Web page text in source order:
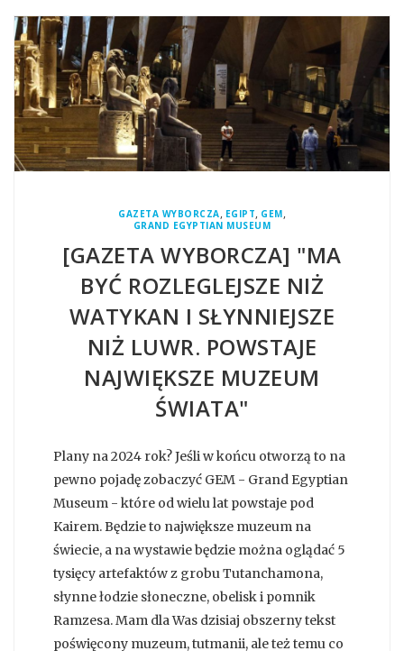
GAZETA WYBORCZA, EGIPT, GEM,
GRAND EGYPTIAN MUSEUM
[GAZETA WYBORCZA] "MA
BYĆ ROZLEGLEJSZE NIŻ
WATYKAN I SŁYNNIEJSZE
NIŻ LUWR. POWSTAJE
NAJWIĘKSZE MUZEUM
ŚWIATA"
Plany na 2024 rok? Jeśli w końcu otworzą to na
pewno pojadę zobaczyć GEM - Grand Egyptian
Museum - które od wielu lat powstaje pod
Kairem. Będzie to największe muzeum na
świecie, a na wystawie będzie można oglądać 5
tysięcy artefaktów z grobu Tutanchamona,
słynne łodzie słoneczne, obelisk i pomnik
Ramzesa. Mam dla Was dzisiaj obszerny tekst
poświęcony muzeum, tutmanii, ale też temu co